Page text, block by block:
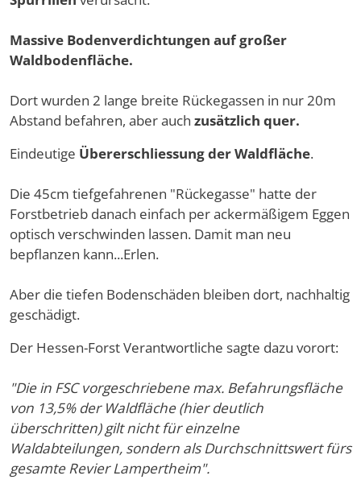
Massive Bodenverdichtungen auf großer
Waldbodenfläche.
Dort wurden 2 lange breite Rückegassen in nur 20m
Abstand befahren, aber auch zusätzlich quer.
Eindeutige Übererschliessung der Waldfläche.
Die 45cm tiefgefahrenen "Rückegasse" hatte der
Forstbetrieb danach einfach per ackermäßigem Eggen
optisch verschwinden lassen. Damit man neu
bepflanzen kann...Erlen.
Aber die tiefen Bodenschäden bleiben dort, nachhaltig
geschädigt.
Der Hessen-Forst Verantwortliche sagte dazu vorort:
"Die in FSC vorgeschriebene max. Befahrungsfläche
von 13,5% der Waldfläche (hier deutlich
überschritten) gilt nicht für einzelne
Waldabteilungen, sondern als Durchschnittswert fürs
gesamte Revier Lampertheim".